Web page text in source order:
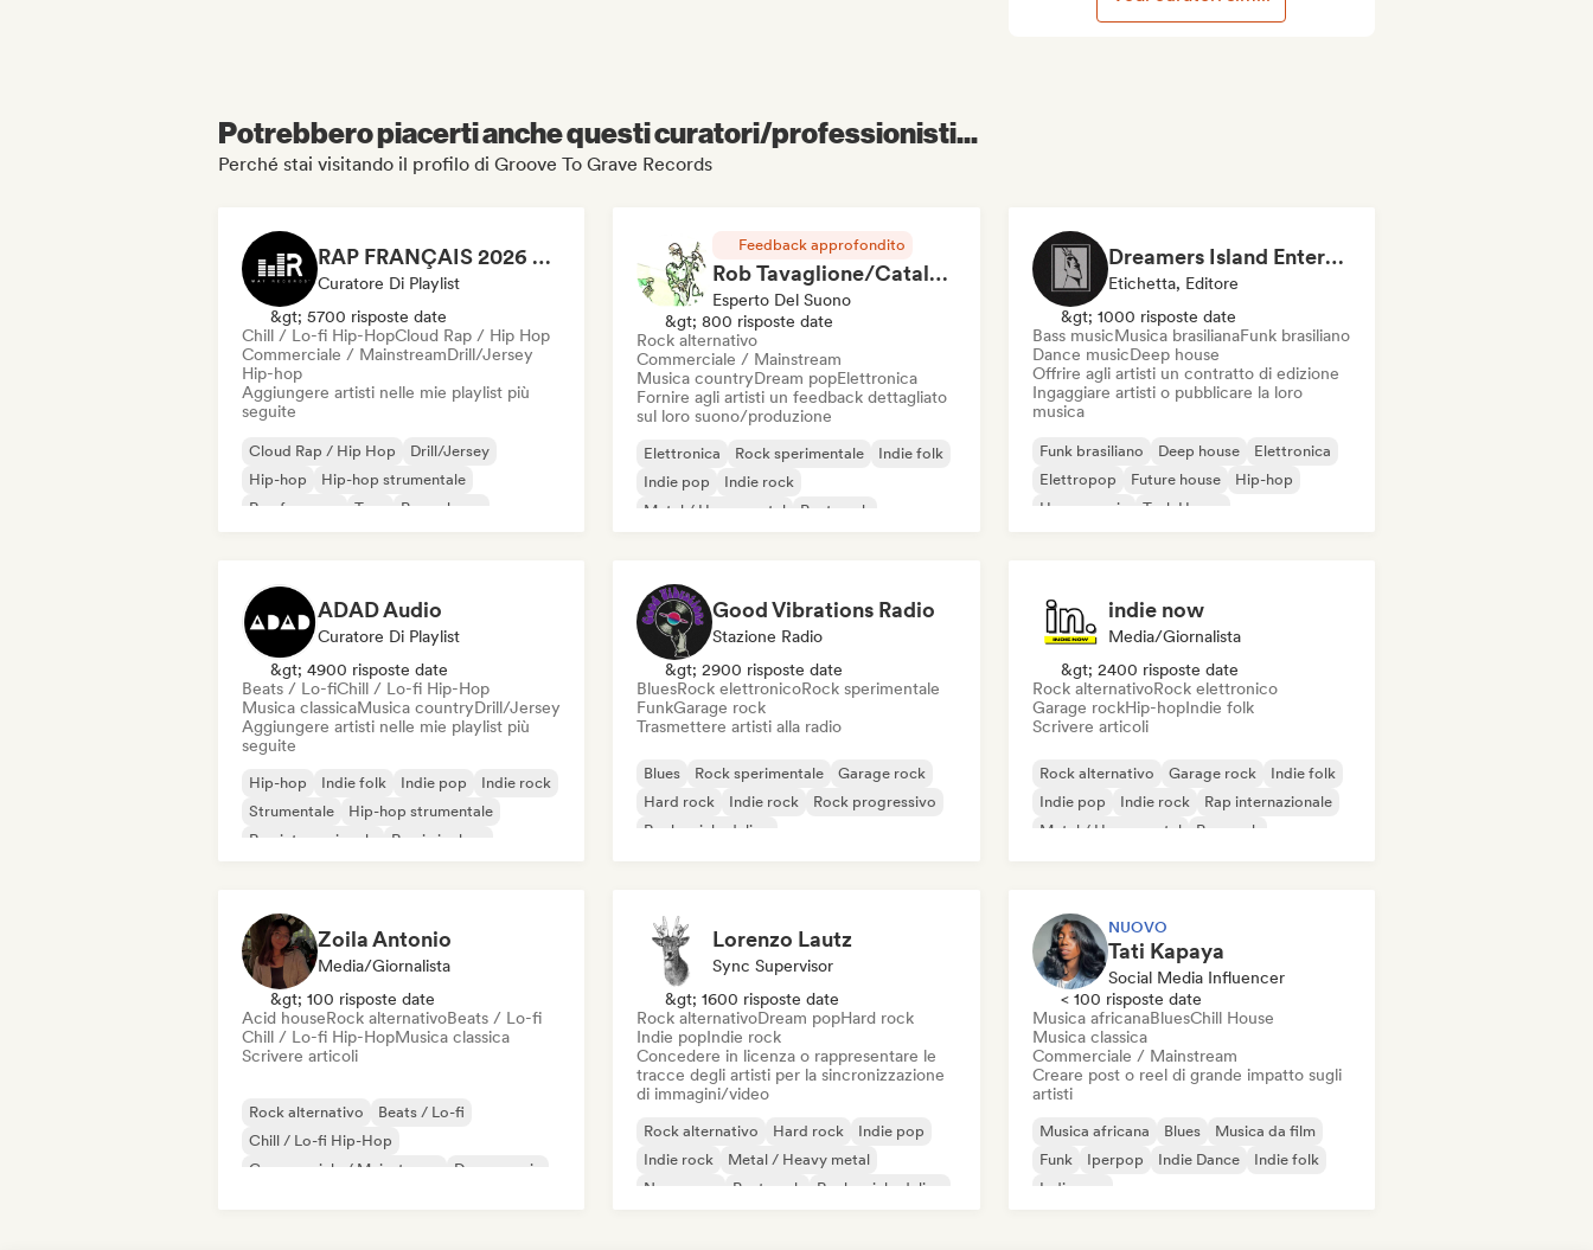
Potrebbero piacerti anche questi curatori/professionisti...
Perché stai visitando il profilo di Groove To Grave Records
RAP FRANÇAIS 2026 🔥🇫🇷 (Way Records)
Curatore Di Playlist
&gt; 5700 risposte date
Chill / Lo-fi Hip-HopCloud Rap / Hip Hop
Commerciale / MainstreamDrill/Jersey
Hip-hop
Aggiungere artisti nelle mie playlist più
seguite
Cloud Rap / Hip Hop
Drill/Jersey
Hip-hop
Hip-hop strumentale
Rap francese
Trap
Pop urbano
Feedback approfondito
Rob Tavaglione/Catalyst Recording
Esperto Del Suono
&gt; 800 risposte date
Rock alternativo
Commerciale / Mainstream
Musica countryDream popElettronica
Fornire agli artisti un feedback dettagliato
sul loro suono/produzione
Elettronica Rock sperimentale
Indie folk
Indie pop
Indie rock
Metal / Heavy metal
Post punk
Dreamers Island Entertainment
Etichetta, Editore
&gt; 1000 risposte date
Bass musicMusica brasilianaFunk brasiliano
Dance musicDeep house
Offrire agli artisti un contratto di edizione
Ingaggiare artisti o pubblicare la loro
musica
Funk brasiliano Deep house
Elettronica
Elettropop
Future house
Hip-hop
House music
Tech House
ADAD Audio
Curatore Di Playlist
&gt; 4900 risposte date
Beats / Lo-fiChill / Lo-fi Hip-Hop
Musica classicaMusica countryDrill/Jersey
Aggiungere artisti nelle mie playlist più
seguite
Hip-hop Indie folk Indie pop
Indie rock
Strumentale
Hip-hop strumentale
Rap internazionale
Rap in inglese
Good Vibrations Radio
Stazione Radio
&gt; 2900 risposte date
BluesRock elettronicoRock sperimentale
FunkGarage rock
Trasmettere artisti alla radio
Blues Rock sperimentale
Garage rock
Hard rock
Indie rock
Rock progressivo
Rock psichedelico
indie now
Media/Giornalista
&gt; 2400 risposte date
Rock alternativoRock elettronico
Garage rockHip-hopIndie folk
Scrivere articoli
Rock alternativo Garage rock
Indie folk
Indie pop
Indie rock
Rap internazionale
Metal / Heavy metal
Pop rock
Zoila Antonio
Media/Giornalista
&gt; 100 risposte date
Acid houseRock alternativoBeats / Lo-fi
Chill / Lo-fi Hip-HopMusica classica
Scrivere articoli
Rock alternativo
Beats / Lo-fi
Chill / Lo-fi Hip-Hop
Commerciale / Mainstream
Dance music
Lorenzo Lautz
Sync Supervisor
&gt; 1600 risposte date
Rock alternativoDream popHard rock
Indie popIndie rock
Concedere in licenza o rappresentare le
tracce degli artisti per la sincronizzazione
di immagini/video
Rock alternativo Hard rock
Indie pop
Indie rock
Metal / Heavy metal
New wave
Post punk Rock psichedelico
NUOVO
Tati Kapaya
Social Media Influencer
< 100 risposte date
Musica africanaBluesChill House
Musica classica
Commerciale / Mainstream
Creare post o reel di grande impatto sugli
artisti
Musica africana Blues
Musica da film
Funk
Iperpop Indie Dance
Indie folk
Indie pop